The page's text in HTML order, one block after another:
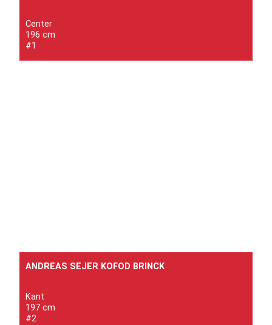
Center
196 cm
#1
ANDREAS SEJER KOFOD BRINCK
Kant
197 cm
#2